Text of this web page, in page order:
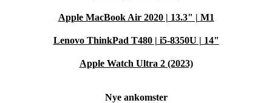
Apple MacBook Air 2020 | 13.3" | M1
Lenovo ThinkPad T480 | i5-8350U | 14"
Apple Watch Ultra 2 (2023)
Nye ankomster